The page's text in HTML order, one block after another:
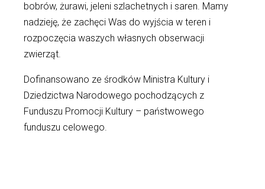
bobrów, żurawi, jeleni szlachetnych i saren. Mamy
nadzieję, że zachęci Was do wyjścia w teren i
rozpoczęcia waszych własnych obserwacji
zwierząt.
Dofinansowano ze środków Ministra Kultury i
Dziedzictwa Narodowego pochodzących z
Funduszu Promocji Kultury – państwowego
funduszu celowego.